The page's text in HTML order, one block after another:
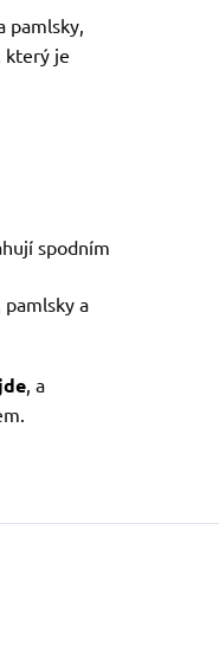
pamlsky,
který je
spodním
a
, a